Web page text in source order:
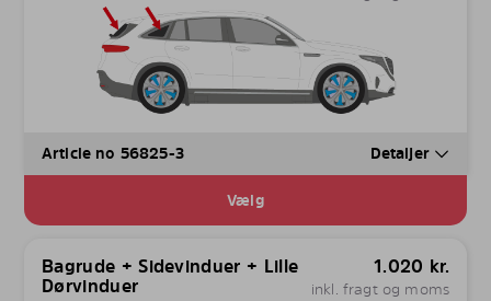
Article no 56825-3 Detaljer
Vælg
Bagrude + Sidevinduer + Lille
Dørvinduer
1.020 kr.
inkl. fragt og moms